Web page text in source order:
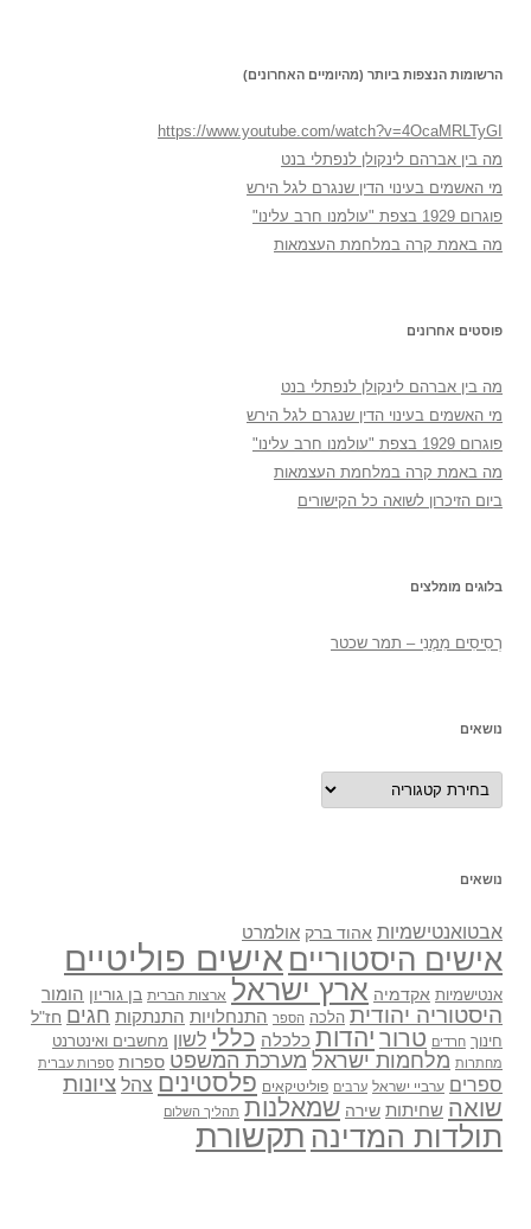
הרשומות הנצפות ביותר (מהיומיים האחרונים)
https://www.youtube.com/watch?v=4OcaMRLTyGI
מה בין אברהם לינקולן לנפתלי בנט
מי האשמים בעינוי הדין שנגרם לגל הירש
פוגרום 1929 בצפת "עולמנו חרב עלינו"
מה באמת קרה במלחמת העצמאות
פוסטים אחרונים
מה בין אברהם לינקולן לנפתלי בנט
מי האשמים בעינוי הדין שנגרם לגל הירש
פוגרום 1929 בצפת "עולמנו חרב עלינו"
מה באמת קרה במלחמת העצמאות
ביום הזיכרון לשואה כל הקישורים
בלוגים מומלצים
רְסִיסִים מִמֶנִי – תמר שכטר
נושאים
נושאים
נושאים
אבטואנטישמיות אהוד ברק אולמרט
אישים היסטוריים אישים פוליטיים
אנטישמיות אקדמיה ארץ ישראל ארצות הברית בן גוריון הומור
היסטוריה יהודית הלכה הספר התנחלויות התנתקות חגים חז"ל
חינוך חרדים טרור יהדות כלכלה כללי לשון מחשבים ואינטרנט
מחתרות מלחמות ישראל מערכת המשפט ספרות ספרות עברית
ספרים ערביי ישראל ערבים פוליטיקאים פלסטינים צהל ציונות
שואה שחיתות שירה שמאלנות תהליך השלום
תולדות המדינה תקשורת